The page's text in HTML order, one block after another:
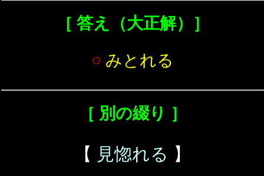
［ 答え（大正解）］
○ みとれる
［ 別の綴り ］
【 見惚れる 】